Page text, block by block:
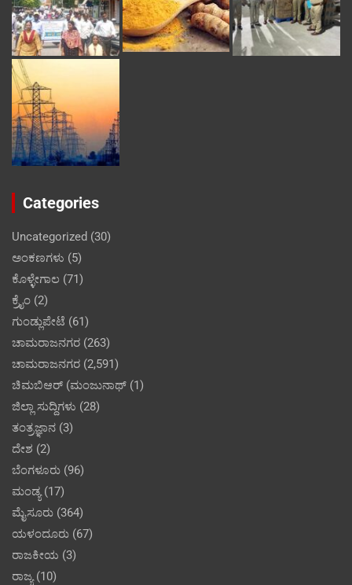
Categories
Uncategorized (30)
ಅಂಕಣಗಳು (5)
ಕೊಳ್ಳೇಗಾಲ (71)
ಕ್ರೈಂ (2)
ಗುಂಡ್ಲುಪೇಟೆ (61)
ಚಾಮರಾಜನಗರ (263)
ಚಾಮರಾಜನಗರ (2,591)
ಚಿಮಬಿಆರ್ (ಮಂಜುನಾಥ್ (1)
ಜಿಲ್ಲಾ ಸುದ್ದಿಗಳು (28)
ತಂತ್ರಜ್ಞಾನ (3)
ದೇಶ (2)
ಬೆಂಗಳೂರು (96)
ಮಂಡ್ಯ(17)
ಮೈಸೂರು (364)
ಯಳಂದೂರು (67)
ರಾಜಕೀಯ (3)
ರಾಜ್ಯ(10)